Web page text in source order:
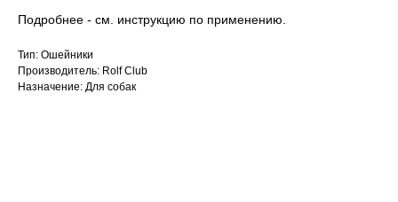
Подробнее - см. инструкцию по применению.
Тип: Ошейники
Производитель: Rolf Club
Назначение: Для собак
Данный сайт носит информационный характер и
не является публичной офертой.
+7 (3452) 57-54-36Заказать звонок